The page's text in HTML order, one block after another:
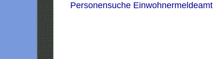
Personensuche Einwohnermeldeamt